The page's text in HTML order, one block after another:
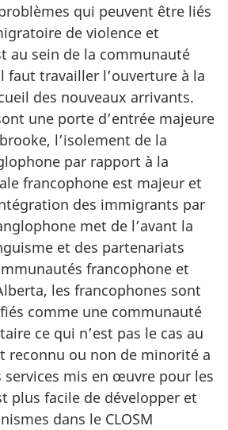
qui peuvent être liés
de violence et
au sein de la communauté
faut travailler l’ouverture à la
des nouveaux arrivants.
une porte d’entrée majeure
l’isolement de la
par rapport à la
francophone est majeur et
des immigrants par
met de l’avant la
et des partenariats
francophone et
les francophones sont
comme une communauté
ce qui n’est pas le cas au
reconnu ou non de minorité a
services mis en œuvre pour les
plus facile de développer et
dans le CLOSM